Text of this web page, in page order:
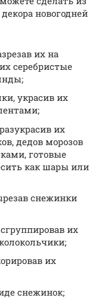
новогодней
их на
серебристые
украсив их
их
дедов морозов
готовые
как шары или
снежинки
их
их
снежинок;